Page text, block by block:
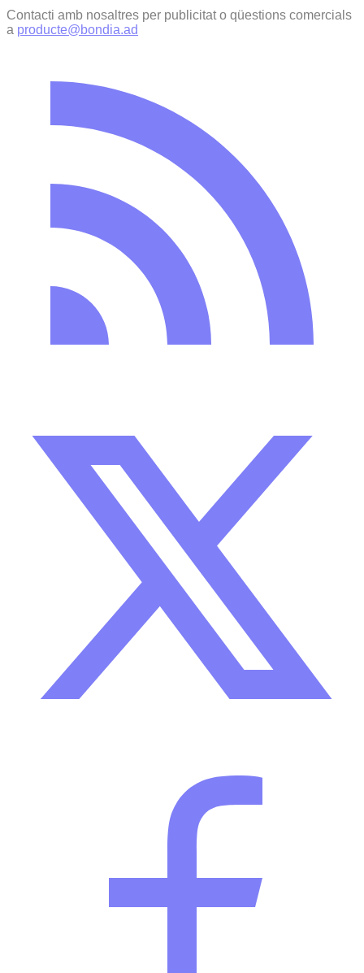
Contacti amb nosaltres per publicitat o qüestions comercials
a producte@bondia.ad